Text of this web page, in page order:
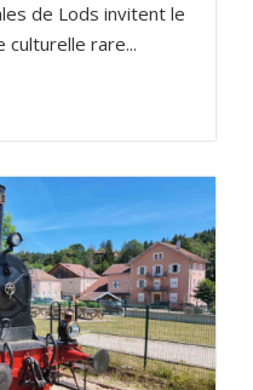
de Lods invitent le
culturelle rare...